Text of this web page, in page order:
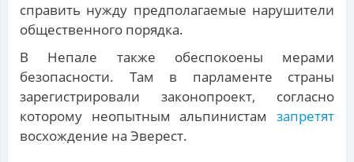
справить нужду предполагаемые нарушители
общественного порядка.
В Непале также обеспокоены мерами
безопасности. Там в парламенте страны
зарегистрировали законопроект, согласно
которому неопытным альпинистам запретят
восхождение на Эверест.